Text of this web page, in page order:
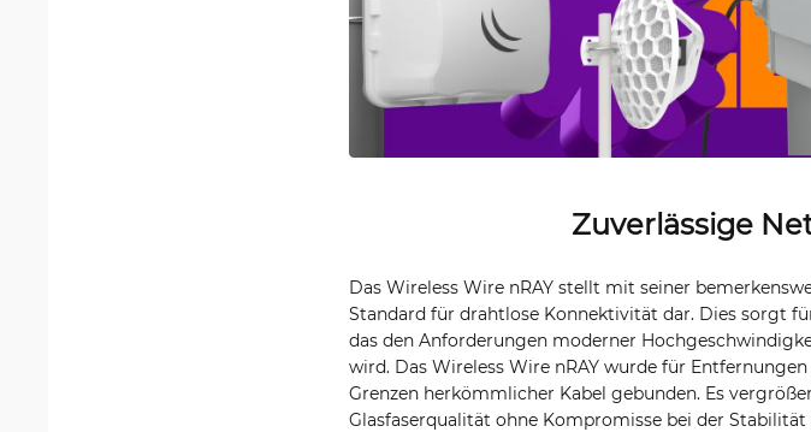
Zuverlässige
Das Wireless Wire nRAY stellt mit seiner
Standard für drahtlose Konnektivität dar. Dies sorgt
das den Anforderungen moderner
wird. Das Wireless Wire nRAY wurde für
Grenzen herkömmlicher Kabel gebunden. Es
Glasfaserqualität ohne Kompromisse bei der